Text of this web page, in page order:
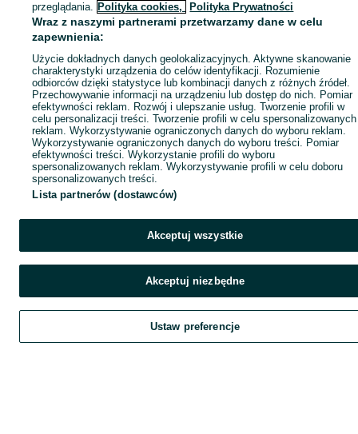
Szukaj Obserwujesz Dodaj Czat
przeglądania. Polityka cookies, Polityka Prywatności
Wraz z naszymi partnerami przetwarzamy dane w celu
zapewnienia:
Użycie dokładnych danych geolokalizacyjnych. Aktywne skanowanie
charakterystyki urządzenia do celów identyfikacji. Rozumienie
odbiorców dzięki statystyce lub kombinacji danych z różnych źródeł.
Przechowywanie informacji na urządzeniu lub dostęp do nich. Pomiar
efektywności reklam. Rozwój i ulepszanie usług. Tworzenie profili w
celu personalizacji treści. Tworzenie profili w celu spersonalizowanych
reklam. Wykorzystywanie ograniczonych danych do wyboru reklam.
Wykorzystywanie ograniczonych danych do wyboru treści. Pomiar
efektywności treści. Wykorzystanie profili do wyboru
spersonalizowanych reklam. Wykorzystywanie profili w celu doboru
spersonalizowanych treści.
Lista partnerów (dostawców)
Akceptuj wszystkie
Akceptuj niezbędne
Ustaw preferencje